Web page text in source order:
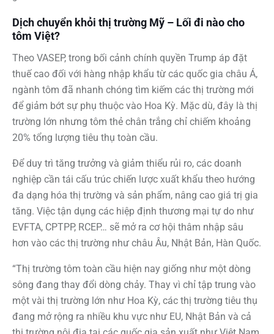
Dịch chuyển khỏi thị trường Mỹ – Lối đi nào cho
tôm Việt?
Theo VASEP, trong bối cảnh chính quyền Trump áp đặt
thuế cao đối với hàng nhập khẩu từ các quốc gia châu Á,
ngành tôm đã nhanh chóng tìm kiếm các thị trường mới
để giảm bớt sự phụ thuộc vào Hoa Kỳ. Mặc dù, đây là thị
trường lớn nhưng tôm thẻ chân trắng chỉ chiếm khoảng
20% tổng lượng tiêu thụ toàn cầu.
Để duy trì tăng trưởng và giảm thiểu rủi ro, các doanh
nghiệp cần tái cấu trúc chiến lược xuất khẩu theo hướng
đa dạng hóa thị trường và sản phẩm, nâng cao giá trị gia
tăng. Việc tận dụng các hiệp định thương mại tự do như
EVFTA, CPTPP, RCEP… sẽ mở ra cơ hội thâm nhập sâu
hơn vào các thị trường như châu Âu, Nhật Bản, Hàn Quốc.
“Thị trường tôm toàn cầu hiện nay giống như một dòng
sông đang thay đổi dòng chảy. Thay vì chỉ tập trung vào
một vài thị trường lớn như Hoa Kỳ, các thị trường tiêu thụ
đang mở rộng ra nhiều khu vực như EU, Nhật Bản và cả